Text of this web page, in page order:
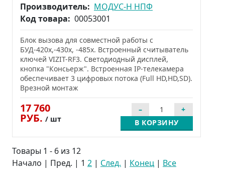
Производитель: МОДУС-Н НПФ
Код товара: 00053001
Блок вызова для совместной работы с
БУД-420х,-430х, -485х. Встроенный считыватель
ключей VIZIT-RF3. Cветодиодный дисплей,
кнопка "Консьерж". Встроенная IP-телекамера
обеспечивает 3 цифровых потока (Full HD,HD,SD).
Врезной монтаж
17 760
РУБ. / шт В КОРЗИНУ
Товары 1 - 6 из 12
Начало | Пред. | 1 2 | След. | Конец | Все